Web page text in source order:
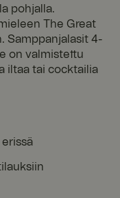
pohjalla.
The Great
Samppanjalasit 4-
on valmistettu
iltaa tai cocktailia